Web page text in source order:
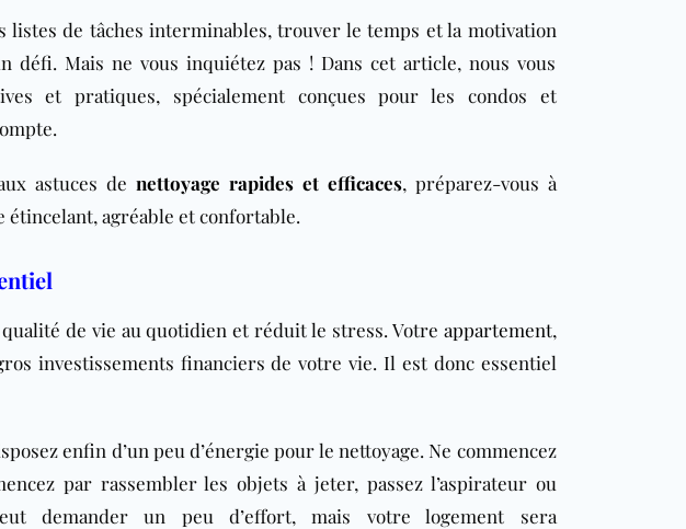
listes de tâches interminables, trouver le temps et la motivation
défi. Mais ne vous inquiétez pas ! Dans cet article, nous vous
et pratiques, spécialement conçues pour les condos et
astuces denettoyage rapides et efficaces, préparez-vous à
agréable et confortable.
de vie au quotidien et réduit le stress. Votre appartement,
investissements financiers de votre vie. Il est donc essentiel
enfin d’un peu d’énergie pour le nettoyage. Ne commencez
par rassembler les objets à jeter, passez l’aspirateur ou
demander un peu d’effort, mais votre logement sera